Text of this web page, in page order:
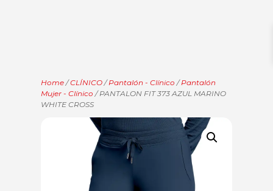
Home /CLÍNICO /Pantalón - Clínico /Pantalón
Mujer - Clínico / PANTALON FIT 373 AZUL MARINO
WHITE CROSS